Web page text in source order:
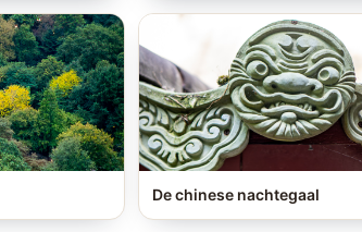
De chinese nachtegaal